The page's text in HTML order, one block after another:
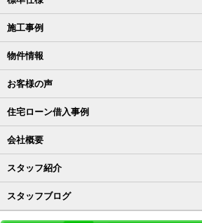
施工事例
物件情報
お客様の声
住宅ローン借入事例
会社概要
スタッフ紹介
スタッフブログ